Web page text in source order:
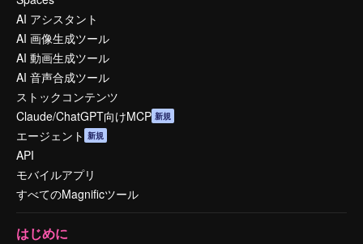
AI アシスタント
AI 画像生成ツール
AI 動画生成ツール
AI 音声合成ツール
ストックコンテンツ
Claude/ChatGPT向けMCP 新規
エージェント 新規
API
モバイルアプリ
すべてのMagnificツール
はじめに